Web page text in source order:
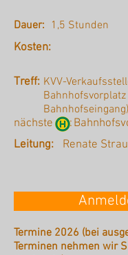
1,5 Stunden
Dauer:
Kosten:
Treff: KVV-
Bahnhofseingang)
nächste :
Leitung:
Renate
Termine 2026 (bei
Terminen nehmen wir